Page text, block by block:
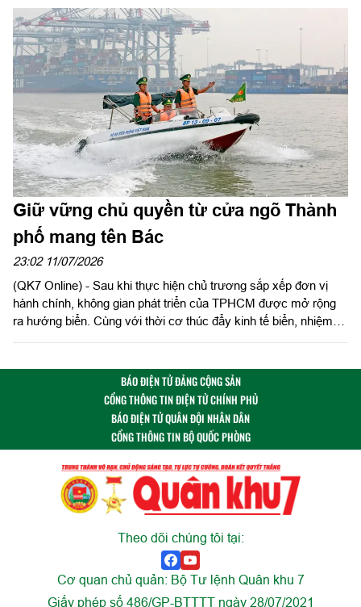
sĩ tại công viên Lê Thị Riêng (phường Hòa Hưng, TPHCM).
Đồng chí Nguyễn Phước Lộc, Ủy viên Trung ương Đảng, Phó
Bí thư Thành ủy, Chủ tịch Ủy ban MTTQ Việt Nam TPHCM làm
trưởng đoàn
Giữ vững chủ quyền từ cửa ngõ Thành
phố mang tên Bác
23:02 11/07/2026
(QK7 Online) - Sau khi thực hiện chủ trương sắp xếp đơn vị
hành chính, không gian phát triển của TPHCM được mở rộng
ra hướng biển. Cùng với thời cơ thúc đẩy kinh tế biển, nhiệm
ngõ hàng hải quốc tế phía Nam, cán bộ, chiến sĩ Ban Chỉ huy
Biên phòng cửa khẩu cảng Bà Rịa - Vũng Tàu, Bộ đội Biên
phòng TPHCM đang ngày đêm chắc tay súng, giữ vững chủ
quyền, an ninh nơi cửa biển của Thành phố mang tên Bác.
BÁO ĐIỆN TỬ ĐẢNG CỘNG SẢN
CỔNG THÔNG TIN ĐIỆN TỬ CHÍNH PHỦ
BÁO ĐIỆN TỬ QUÂN ĐỘI NHÂN DÂN
CỔNG THÔNG TIN BỘ QUỐC PHÒNG
Theo dõi chúng tôi tại:
Cơ quan chủ quản: Bộ Tư lệnh Quân khu 7
Giấy phép số 486/GP-BTTTT ngày 28/07/2021